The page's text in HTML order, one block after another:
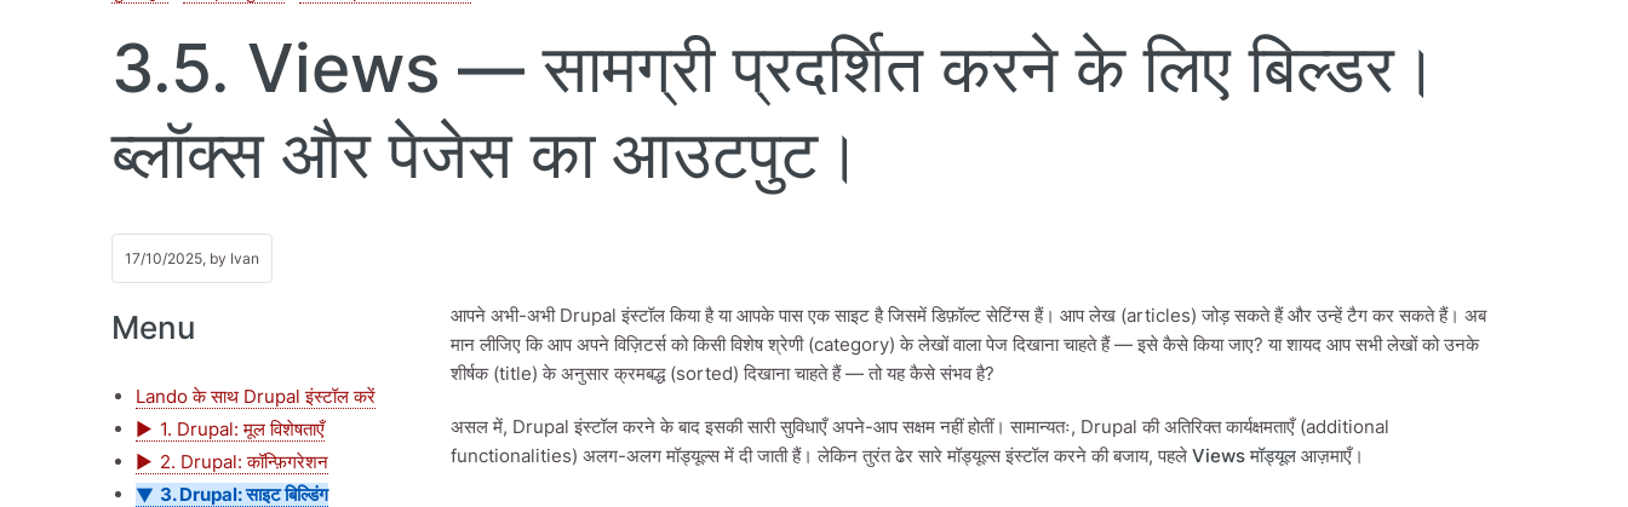
3.5. Views — सामग्री प्रदर्शित करने के लिए बिल्डर।
ब्लॉक्स और पेजेस का आउटपुट।
17/10/2025, by Ivan
Menu
Lando के साथ Drupal इंस्टॉल करें
1. Drupal: मूल विशेषताएँ
2. Drupal: कॉन्फ़िगरेशन
3. Drupal: साइट बिल्डिंग
आपने अभी-अभी Drupal इंस्टॉल किया है या आपके पास एक साइट है जिसमें डिफ़ॉल्ट सेटिंग्स हैं। आप लेख (articles) जोड़ सकते हैं और उन्हें टैग कर सकते हैं। अब
मान लीजिए कि आप अपने विज़िटर्स को किसी विशेष श्रेणी (category) के लेखों वाला पेज दिखाना चाहते हैं — इसे कैसे किया जाए? या शायद आप सभी लेखों को उनके
शीर्षक (title) के अनुसार क्रमबद्ध (sorted) दिखाना चाहते हैं — तो यह कैसे संभव है?
असल में, Drupal इंस्टॉल करने के बाद इसकी सारी सुविधाएँ अपने-आप सक्षम नहीं होतीं। सामान्यतः, Drupal की अतिरिक्त कार्यक्षमताएँ (additional
functionalities) अलग-अलग मॉड्यूल्स में दी जाती हैं। लेकिन तुरंत ढेर सारे मॉड्यूल्स इंस्टॉल करने की बजाय, पहले Views मॉड्यूल आज़माएँ।